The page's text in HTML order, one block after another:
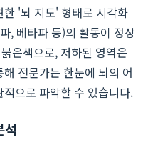
'뇌 지도' 형태로 시각화
, 베타파 등)의 활동이 정상
은색으로, 저하된 영역은
전문가는 한눈에 뇌의 어
으로 파악할 수 있습니다.
석